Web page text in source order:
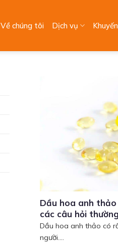
Về chúng tôi Dịch vụ
Dầu hoa anh
các câu hỏi
Dầu hoa anh thảo có
người....